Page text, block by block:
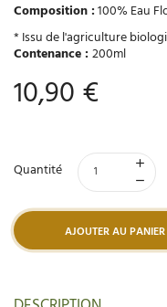
Composition :100% Eau
* Issu de l'agriculture
Contenance :200ml
10,90 €
Quantité
AJOUTER AU PANIER